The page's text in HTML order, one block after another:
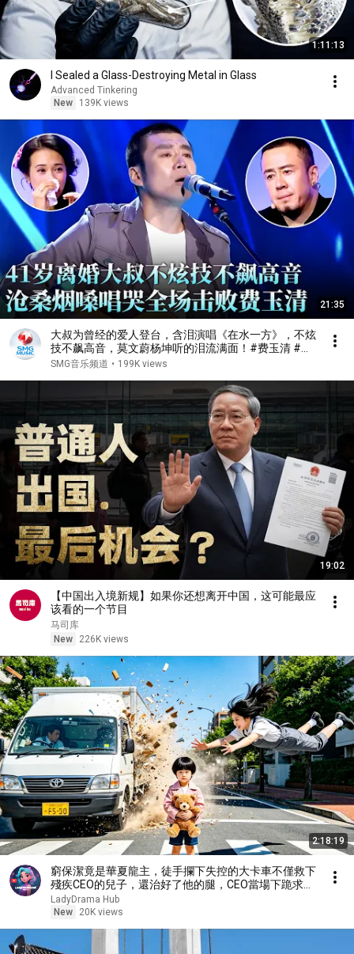
1:11:13
I Sealed a Glass-Destroying Metal in Glass
Advanced Tinkering
New
139K views
21:35
大叔为曾经的爱人登台，含泪演唱《在水一方》，不炫
技不飙高音，莫文蔚杨坤听的泪流满面！#费玉清 #任
柏儒 #天籁之战1 精华版 clip
SMG音乐频道 • 199K views
19:02
【中国出入境新规】如果你还想离开中国，这可能最应
该看的一个节目
马司库
New
226K views
2:18:19
窮保潔竟是華夏龍主，徒手攔下失控的大卡車不僅救下
殘疾CEO的兒子，還治好了他的腿，CEO當場下跪求取
他。 【戰神媽咪：殘障總裁寵上天】
LadyDrama Hub
New
20K views